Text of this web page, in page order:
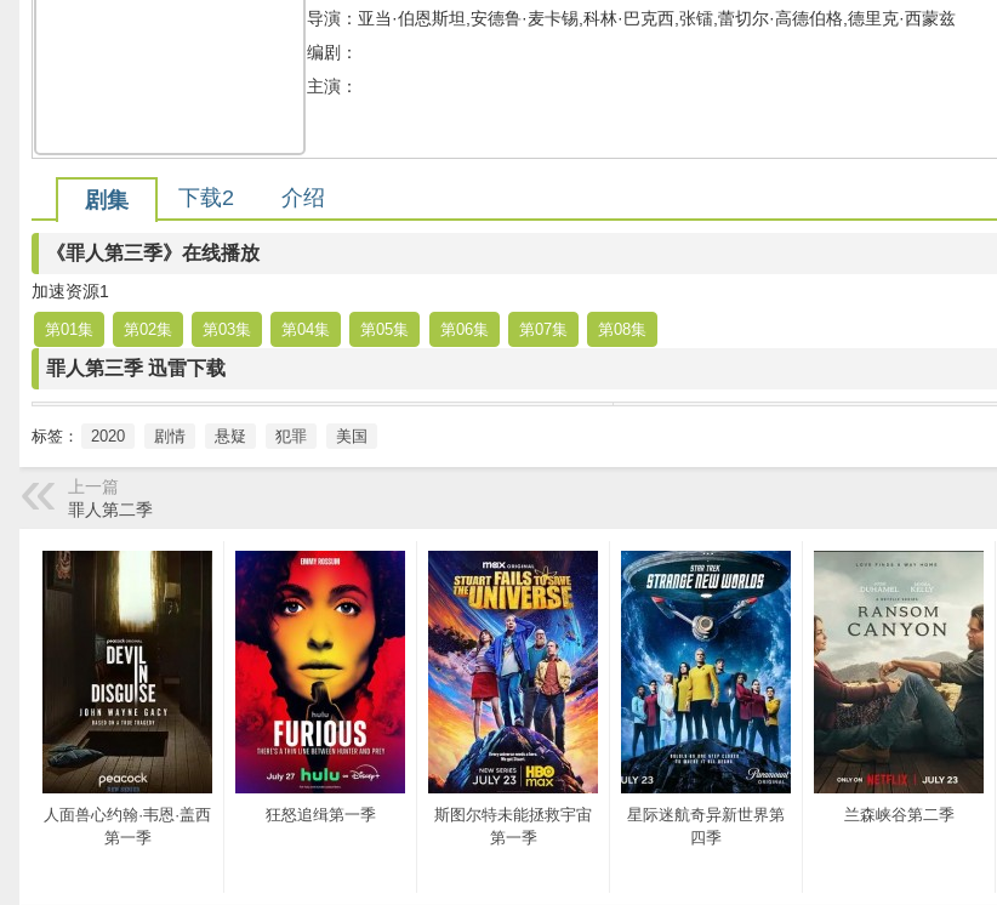
导演：亚当·伯恩斯坦,安德鲁·麦卡锡,科林·巴克西,张镭,蕾切尔·高德伯格,德里克·西蒙兹
编剧：
主演：
剧集 下载2 介绍
《罪人第三季》在线播放
加速资源1
第01集 第02集 第03集 第04集 第05集 第06集 第07集 第08集
罪人第三季 迅雷下载
标签： 2020 剧情 悬疑 犯罪 美国
上一篇
罪人第二季
人面兽心约翰·韦恩·盖西
第一季
狂怒追缉第一季
斯图尔特未能拯救宇宙
第一季
星际迷航奇异新世界第
四季
兰森峡谷第二季